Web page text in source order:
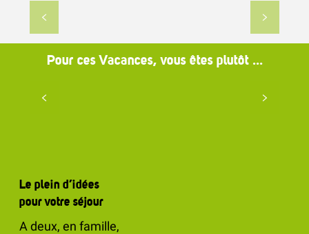
Contes & légendes du Gévaudan
Pour ces Vacances, vous êtes plutôt ...
Le plein d’idées
pour votre séjour
A deux, en famille,